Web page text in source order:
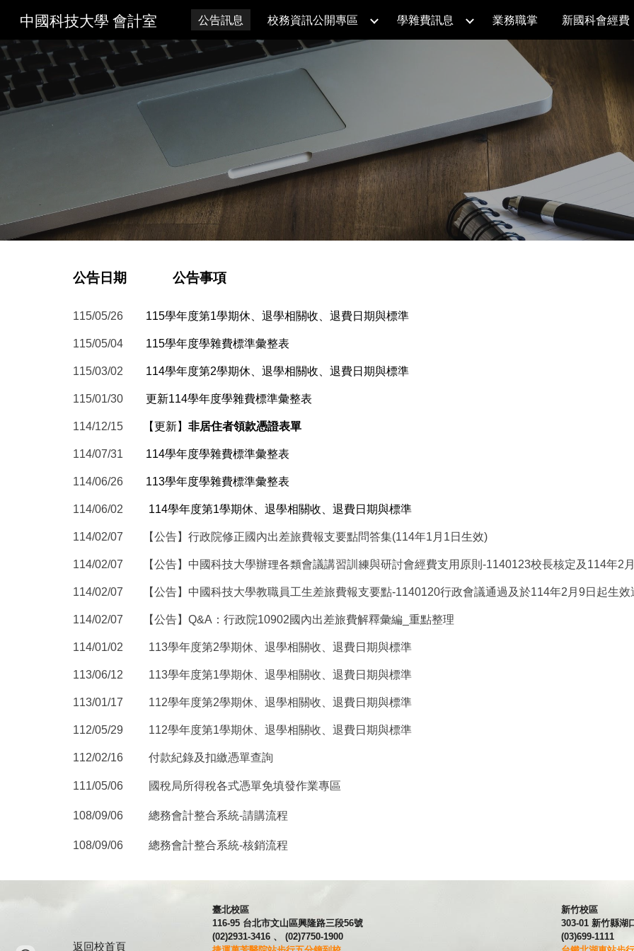
Skip to main content Skip to
中國科技大學 會計室 公告訊息 校務資訊公開專區 學雜費訊息 業務職掌 新國科會經費
公告日期 公告事項
115/05/26 115學年度第1學期休、退學相關收、退費日期與標準
115/05/04 115學年度學雜費標準彙整表
115/03/02 114學年度第2學期休、退學相關收、退費日期與標準
115/01/30 更新114學年度學雜費標準彙整表
114/12/15 【更新】 非居住者領款憑證表單
114/07/31 114學年度學雜費標準彙整表
114/06/26 113學年度學雜費標準彙整表
114/06/02 114學年度第1學期休、退學相關收、退費日期與標準
114/02/07 【公告】 行政院修正國內出差旅費報支要點問答集(114年1月1日生效)
114/02/07 【公告】中國科技大學辦理各類會議講習訓練與研討會經費支用原則-1140123校長核定及114年2
114/02/07 【公告】中國科技大學教職員工生差旅費報支要點-1140120行政會議通過及於114年2月9日起生效
114/02/07 【公告】 Q&A：行政院10902國內出差旅費解釋彙編_重點整理
114/01/02 113學年度第2學期休、退學相關收、退費日期與標準
113/06/12 113學年度第1學期休、退學相關收、退費日期與標準
113/01/17 112學年度第2學期休、退學相關收、退費日期與標準
112/05/29 112學年度第1學期休、退學相關收、退費日期與標準
112/02/16 付款紀錄及扣繳憑單查詢
111/05/06 國稅局所得稅各式憑單免填發作業專區
108/09/06 總務會計整合系統-請購流程
108/09/06 總務會計整合系統-核銷流程
返回校首頁
臺北校區
116-95 台北市文山區興隆路三段56號
(02)2931-3416 、 (02)7750-1900
新竹校區
303-01 新竹縣湖
(03)699-1111